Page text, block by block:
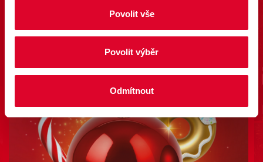
Povolit vše
Povolit výběr
Odmítnout